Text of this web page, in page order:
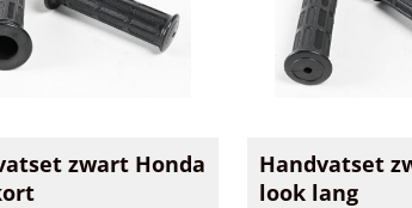
zwart Honda
Handvatset
look lang